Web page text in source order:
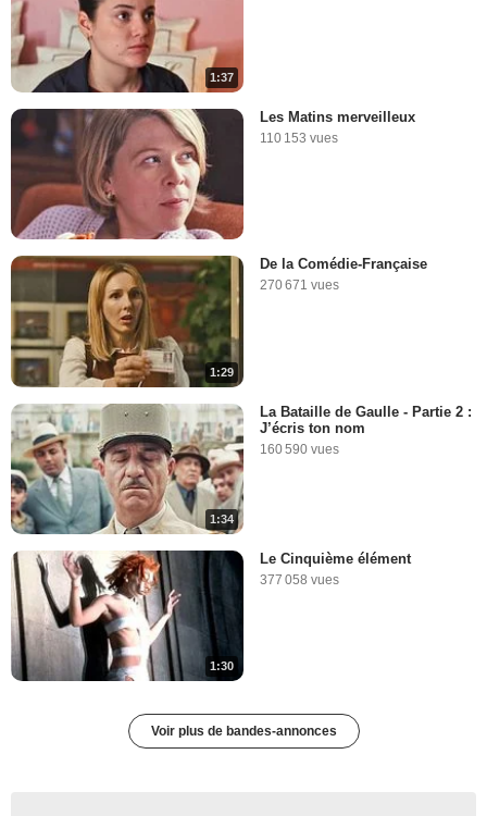
1:37
Les Matins merveilleux
110 153 vues
1:29
De la Comédie-Française
270 671 vues
1:34
La Bataille de Gaulle - Partie 2 :
J’écris ton nom
160 590 vues
1:30
Le Cinquième élément
377 058 vues
Voir plus de bandes-annonces